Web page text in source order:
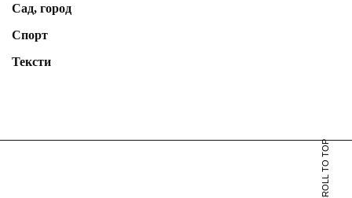
Сад, город
Спорт
Тексти
SCROLL TO TOP